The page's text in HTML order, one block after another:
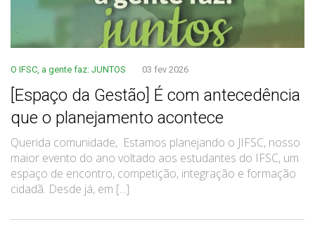
O IFSC, a gente faz: JUNTOS 03 fev 2026
[Espaço da Gestão] É com antecedência
que o planejamento acontece
Querida comunidade, Estamos planejando o JIFSC, nosso
maior evento do ano voltado aos estudantes do IFSC, um
espaço de encontro, competição, integração e formação
cidadã. Desde já, em [...]